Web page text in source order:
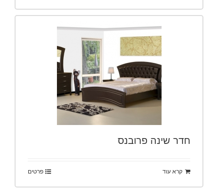
חדר שינה פרובנס
קרא עוד פרטים